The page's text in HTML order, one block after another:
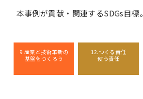
本事例が貢献・関連するSDGs目標。
9.産業と技術革新の
基盤をつくろう
12.つくる責任
使う責任